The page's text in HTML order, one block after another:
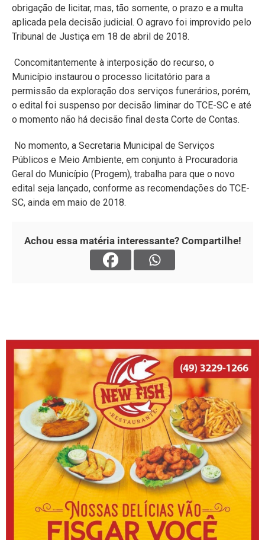
obrigação de licitar, mas, tão somente, o prazo e a multa
aplicada pela decisão judicial. O agravo foi improvido pelo
Tribunal de Justiça em 18 de abril de 2018.
Concomitantemente à interposição do recurso, o
Município instaurou o processo licitatório para a
permissão da exploração dos serviços funerários, porém,
o edital foi suspenso por decisão liminar do TCE-SC e até
o momento não há decisão final desta Corte de Contas.
No momento, a Secretaria Municipal de Serviços
Públicos e Meio Ambiente, em conjunto à Procuradoria
Geral do Município (Progem), trabalha para que o novo
edital seja lançado, conforme as recomendações do TCE-
SC, ainda em maio de 2018.
Achou essa matéria interessante? Compartilhe!